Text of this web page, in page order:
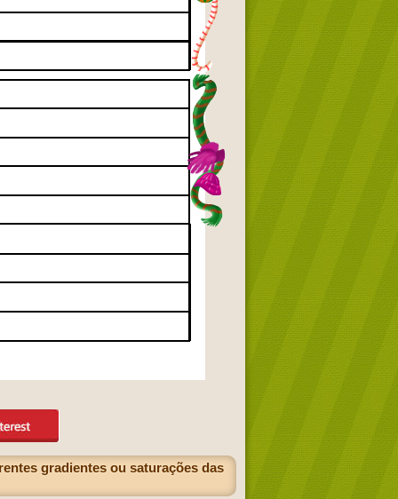
gradientes ou saturações das